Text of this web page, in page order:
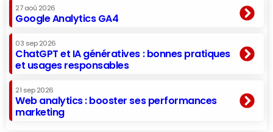
27 aoû 2026
Google Analytics GA4
03 sep 2026
ChatGPT et IA génératives : bonnes pratiques
et usages responsables
21 sep 2026
Web analytics : booster ses performances
marketing